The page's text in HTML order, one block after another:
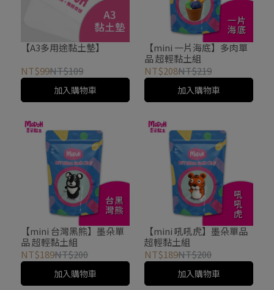
【A3多用途黏土墊】
NT$99NT$109
加入購物車
【mini 一片海底】多肉單
品 超輕黏土組
NT$208NT$219
加入購物車
【mini 台灣黑熊】墨朵單
品 超輕黏土組
NT$189NT$200
加入購物車
【mini 吼吼虎】墨朵單品
超輕黏土組
NT$189NT$200
加入購物車